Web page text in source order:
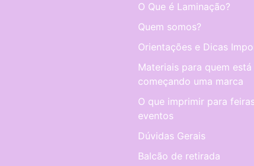
O Que é Laminação?
Quem somos?
Orientações e Dicas
Materiais para quem está
começando uma marca
O que imprimir para
eventos
Dúvidas Gerais
Balcão de retirada